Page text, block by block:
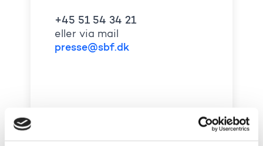
+45 51 54 34 21
eller via mail
presse@sbf.dk